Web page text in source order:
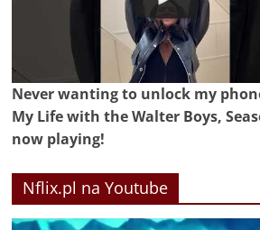
Never wanting to unlock my
My Life with the Walter Boys,
now playing!
Nflix.pl na Youtube